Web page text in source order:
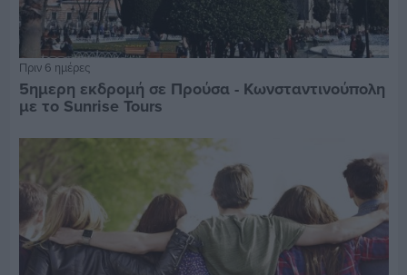
Πριν 6 ημέρες
5ημερη εκδρομή σε Προύσα - Κωνσταντινούπολη
με το Sunrise Tours